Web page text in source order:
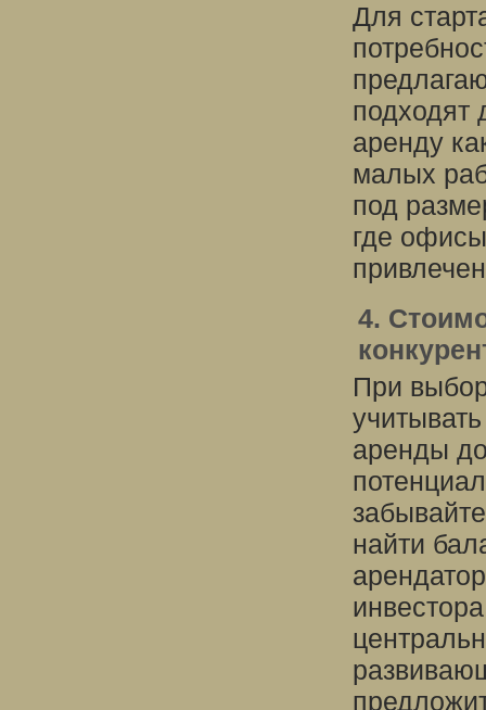
Для
подходят
аренду
малых
под
где
4.
При
аренды
найти